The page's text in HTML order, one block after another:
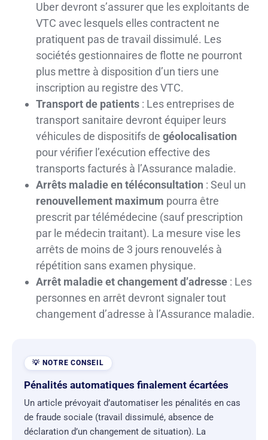
Uber devront s’assurer que les exploitants de
VTC avec lesquels elles contractent ne
pratiquent pas de travail dissimulé. Les
sociétés gestionnaires de flotte ne pourront
plus mettre à disposition d’un tiers une
inscription au registre des VTC.
Transport de patients : Les entreprises de
transport sanitaire devront équiper leurs
véhicules de dispositifs de géolocalisation
pour vérifier l’exécution effective des
transports facturés à l’Assurance maladie.
Arrêts maladie en téléconsultation : Seul un
renouvellement maximum pourra être
prescrit par télémédecine (sauf prescription
par le médecin traitant). La mesure vise les
arrêts de moins de 3 jours renouvelés à
répétition sans examen physique.
Arrêt maladie et changement d’adresse : Les
personnes en arrêt devront signaler tout
changement d’adresse à l’Assurance maladie.
Pénalités automatiques finalement écartées
Un article prévoyait d’automatiser les pénalités en cas
de fraude sociale (travail dissimulé, absence de
déclaration d’un changement de situation). La